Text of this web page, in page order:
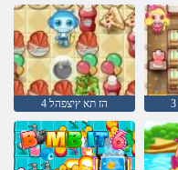
4 הז תא ץיצפהל